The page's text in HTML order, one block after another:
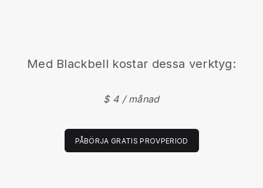
Med Blackbell kostar dessa verktyg:
$ 4 / månad
PÅBÖRJA GRATIS PROVPERIOD